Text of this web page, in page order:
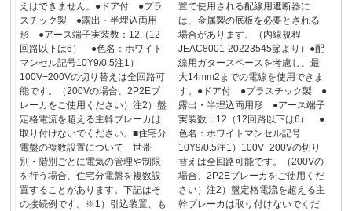
えはできません。●ドア付 ●プラ
スチック製 ●露出・半埋込両用
形 ●アース端子実装数：12（12
回路以下は6） ●色名：ホワイト
マンセル記号10Y9/0.5注1）
100V−200Vの切り替えは全回路可
能です。（200Vの場合、2P2Eブ
レーカをご使用ください）注2）盤
定格電流を超える主幹ブレーカは
取り付けないでください。■住宅分
電盤の複数設置について 世帯
別・階別ごとに電気の管理や制限
を行う場合、住宅分電盤を複数設
置することがあります。下記はそ
の接続例です。※1）引込装置、も
置で使用される配線用遮断器に
は、金属製の底板を必要とされる
場合があります。（内線規程
JEAC8001-20223545節より）●配
線用ガタースペースを考慮し、最
大14mm2までの電線を使用できま
す。●ドア付 ●プラスチック製 ●
露出・半埋込両用形 ●アース端子
実装数：12（12回路以下は6） ●
色名：ホワイトマンセル記号
10Y9/0.5注1）100V−200Vの切り
替えは全回路可能です。（200Vの
場合、2P2Eブレーカをご使用くだ
さい）注2）盤定格電流を超える主
幹ブレーカは取り付けないでくだ